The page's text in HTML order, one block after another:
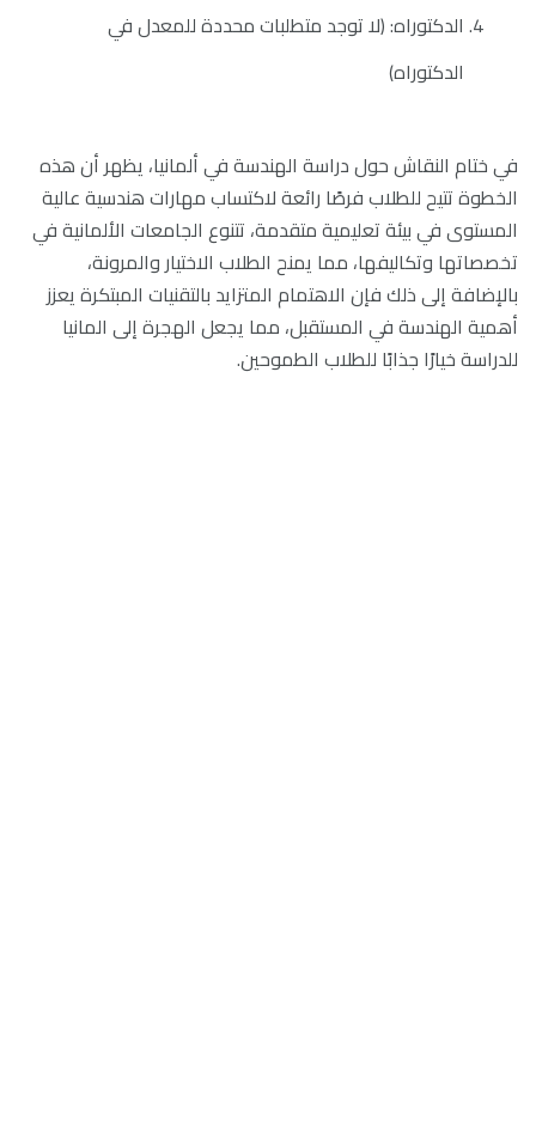
الدكتوراه: (لا توجد متطلبات محددة للمعدل في
الدكتوراه)
في ختام النقاش حول دراسة الهندسة في ألمانيا، يظهر أن هذه
الخطوة تتيح للطلاب فرصًا رائعة لاكتساب مهارات هندسية عالية
المستوى في بيئة تعليمية متقدمة، تتنوع الجامعات الألمانية في
تخصصاتها وتكاليفها، مما يمنح الطلاب الاختيار والمرونة،
بالإضافة إلى ذلك فإن الاهتمام المتزايد بالتقنيات المبتكرة يعزز
أهمية الهندسة في المستقبل، مما يجعل الهجرة إلى المانيا
للدراسةخيارًا جذابًا للطلاب الطموحين.